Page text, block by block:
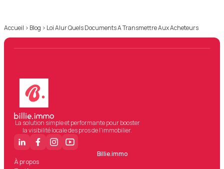
Accueil › Blog › Loi Alur Quels Documents A Transmettre Aux Acheteurs
La solution simple et performante pour booster
la visibilité locale des pros de l'immobilier.
Billie.immo
À propos